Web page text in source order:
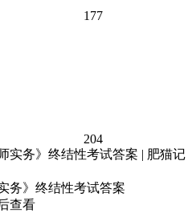
177
204
务》终结性考试答案
查看